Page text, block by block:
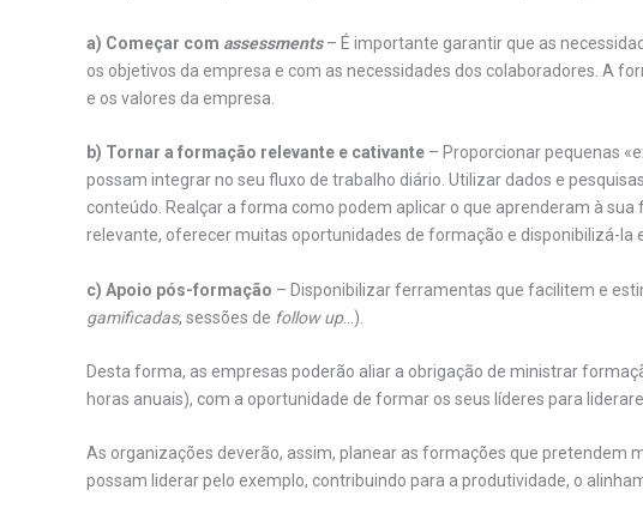
a) Começar com assessments– É importante garantir que as
os objetivos da empresa e com as necessidades dos colaboradores. A
e os valores da empresa.
b) Tornar a formação relevante e cativante – Proporcionar pequenas
possam integrar no seu fluxo de trabalho diário. Utilizar dados e
conteúdo. Realçar a forma como podem aplicar o que aprenderam à
relevante, oferecer muitas oportunidades de formação e disponibilizá-la
c) Apoio pós-formação – Disponibilizar ferramentas que facilitem e
gamificadas, sessões de follow up…).
Desta forma, as empresas poderão aliar a obrigação de ministrar
horas anuais), com a oportunidade de formar os seus líderes para
As organizações deverão, assim, planear as formações que pretendem
possam liderar pelo exemplo, contribuindo para a produtividade, o